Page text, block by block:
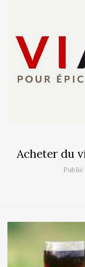
Acheter du